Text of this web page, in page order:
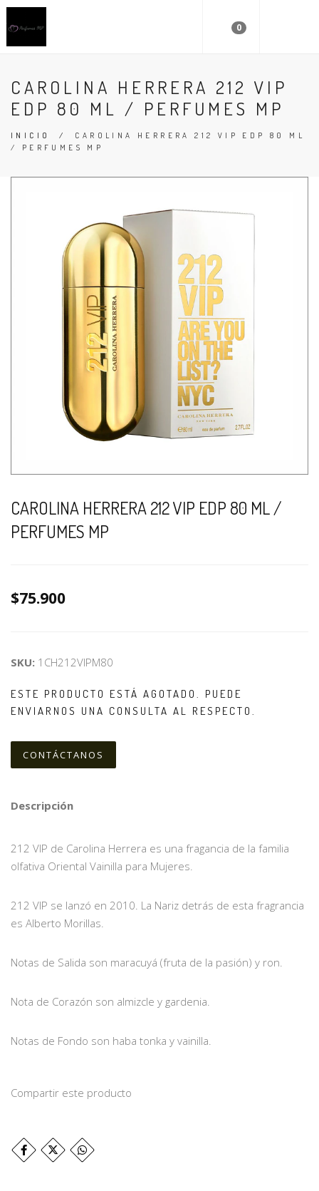
0
CAROLINA HERRERA 212 VIP
EDP 80 ML / PERFUMES MP
INICIO / CAROLINA HERRERA 212 VIP EDP 80 ML
/ PERFUMES MP
CAROLINA HERRERA 212 VIP EDP 80 ML /
PERFUMES MP
$75.900
SKU: 1CH212VIPM80
ESTE PRODUCTO ESTÁ AGOTADO. PUEDE
ENVIARNOS UNA CONSULTA AL RESPECTO.
CONTÁCTANOS
Descripción
212 VIP de Carolina Herrera es una fragancia de la familia
olfativa Oriental Vainilla para Mujeres.
212 VIP se lanzó en 2010. La Nariz detrás de esta fragrancia
es Alberto Morillas.
Notas de Salida son maracuyá (fruta de la pasión) y ron.
Nota de Corazón son almizcle y gardenia.
Notas de Fondo son haba tonka y vainilla.
Compartir este producto